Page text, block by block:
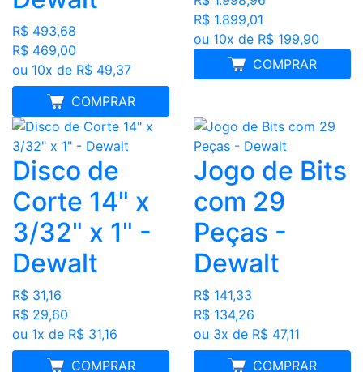
R$ 493,68
R$ 469,00
ou 10x de R$ 49,37
COMPRAR
FRETE GRÁTIS
R$ 1.899,01
ou 10x de R$ 199,90
COMPRAR
Disco de
Corte 14" x
3/32" x 1" -
Dewalt
R$ 31,16
R$ 29,60
ou 1x de R$ 31,16
COMPRAR
MELHOR PREÇO
Jogo de Bits
com 29
Peças -
Dewalt
R$ 141,33
R$ 134,26
ou 3x de R$ 47,11
COMPRAR
MELHOR PREÇO